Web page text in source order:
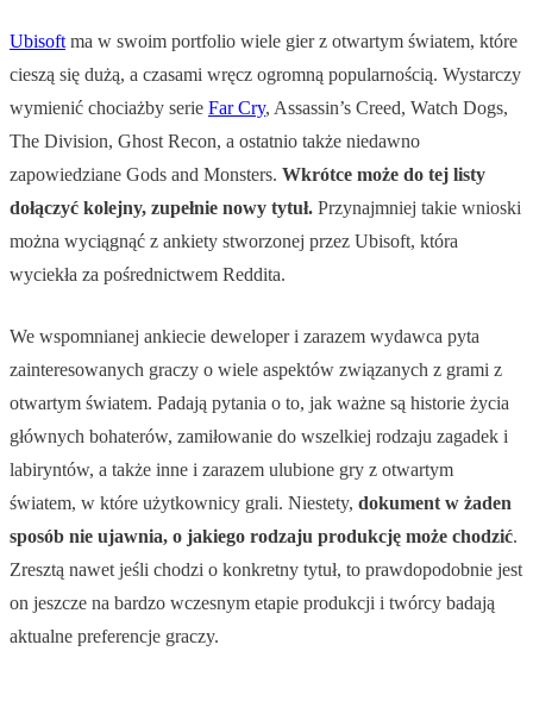
Ubisoft ma w swoim portfolio wiele gier z otwartym światem, które
cieszą się dużą, a czasami wręcz ogromną popularnością. Wystarczy
wymienić chociażby serie Far Cry, Assassin’s Creed, Watch Dogs,
The Division, Ghost Recon, a ostatnio także niedawno
zapowiedziane Gods and Monsters. Wkrótce może do tej listy
dołączyć kolejny, zupełnie nowy tytuł. Przynajmniej takie wnioski
można wyciągnąć z ankiety stworzonej przez Ubisoft, która
wyciekła za pośrednictwem Reddita.
We wspomnianej ankiecie deweloper i zarazem wydawca pyta
zainteresowanych graczy o wiele aspektów związanych z grami z
otwartym światem. Padają pytania o to, jak ważne są historie życia
głównych bohaterów, zamiłowanie do wszelkiej rodzaju zagadek i
labiryntów, a także inne i zarazem ulubione gry z otwartym
światem, w które użytkownicy grali. Niestety, dokument w żaden
sposób nie ujawnia, o jakiego rodzaju produkcję może chodzić.
Zresztą nawet jeśli chodzi o konkretny tytuł, to prawdopodobnie jest
on jeszcze na bardzo wczesnym etapie produkcji i twórcy badają
aktualne preferencje graczy.